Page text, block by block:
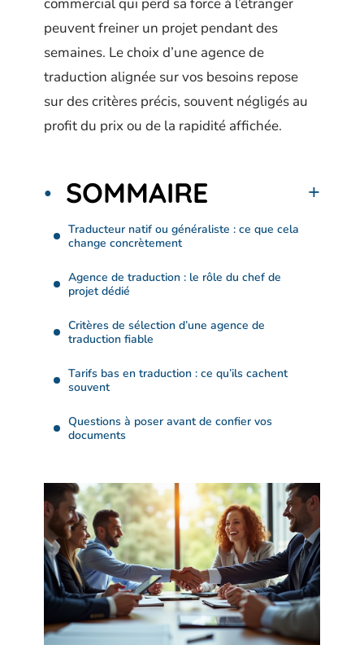
peuvent freiner un projet pendant des
semaines. Le choix d’une agence de
traduction alignée sur vos besoins repose
sur des critères précis, souvent négligés au
profit du prix ou de la rapidité affichée.
SOMMAIRE
Traducteur natif ou généraliste : ce que cela
change concrètement
Agence de traduction : le rôle du chef de
projet dédié
Critères de sélection d’une agence de
traduction fiable
Tarifs bas en traduction : ce qu’ils cachent
souvent
Questions à poser avant de confier vos
documents